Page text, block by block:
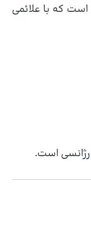
است که با علائمی
است.